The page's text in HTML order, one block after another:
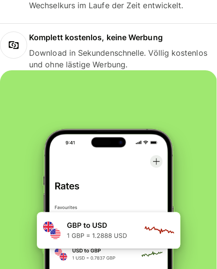
Wechselkurs im Laufe der Zeit entwickelt.
Komplett kostenlos, keine Werbung
Download in Sekundenschnelle. Völlig kostenlos
und ohne lästige Werbung.